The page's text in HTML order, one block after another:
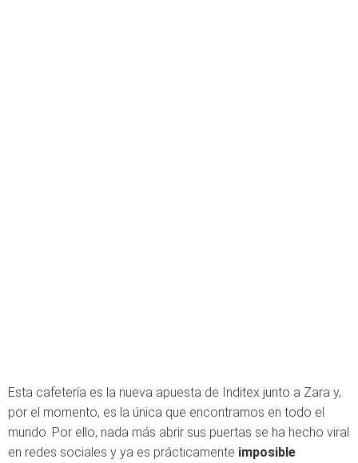
Esta cafetería es la nueva apuesta de Inditex junto a Zara y,
por el momento, es la única que encontramos en todo el
mundo. Por ello, nada más abrir sus puertas se ha hecho viral
en redes sociales y ya es prácticamente imposible